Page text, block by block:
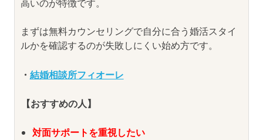
高いのが特徴です。
まずは無料カウンセリングで自分に合う婚活スタイ
ルかを確認するのが失敗しにくい始め方です。
・ 結婚相談所フィオーレ
【おすすめの人】
対面サポートを重視したい